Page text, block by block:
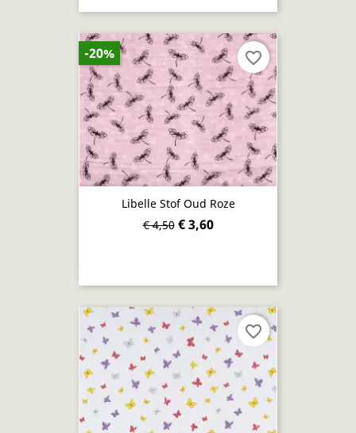
Libelle Stof Oud Roze
€ 4,50 € 3,60
-20% favorite_border
favorite_border